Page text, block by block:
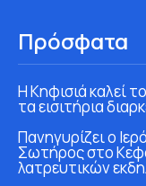
Πρόσφατα
Η Κηφισιά καλεί
τα εισιτήρια
Πανηγυρίζει ο
Σωτήρος στο
λατρευτικών